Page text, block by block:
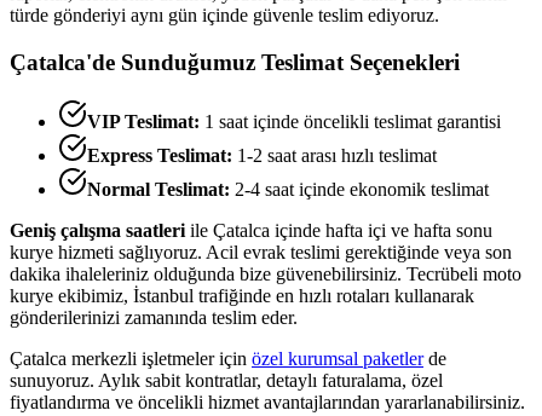
türde gönderiyi aynı gün içinde güvenle teslim ediyoruz.
Çatalca'de Sunduğumuz Teslimat Seçenekleri
VIP Teslimat: 1 saat içinde öncelikli teslimat garantisi
Express Teslimat: 1-2 saat arası hızlı teslimat
Normal Teslimat: 2-4 saat içinde ekonomik teslimat
Geniş çalışma saatleri ile Çatalca içinde hafta içi ve hafta sonu
kurye hizmeti sağlıyoruz. Acil evrak teslimi gerektiğinde veya son
dakika ihaleleriniz olduğunda bize güvenebilirsiniz. Tecrübeli moto
kurye ekibimiz, İstanbul trafiğinde en hızlı rotaları kullanarak
gönderilerinizi zamanında teslim eder.
Çatalca merkezli işletmeler için özel kurumsal paketlerde
sunuyoruz. Aylık sabit kontratlar, detaylı faturalama, özel
fiyatlandırma ve öncelikli hizmet avantajlarından yararlanabilirsiniz.